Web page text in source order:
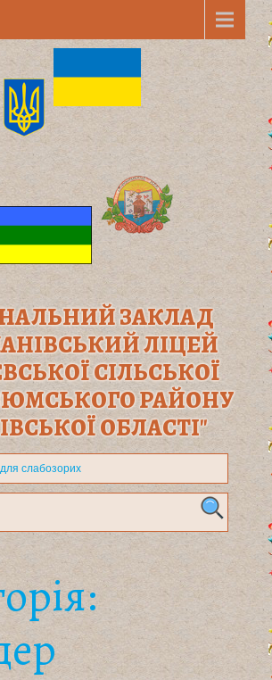
ЗАКЛАД
ЛІЦЕЙ
СІЛЬСЬКОЇ
РАЙОНУ
ОБЛАСТІ"
для слабозорих